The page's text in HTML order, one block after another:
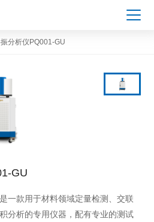
分析仪PQ001-GU
GU
一款用于材料领域定量检测、交联
分析的专用仪器，配有专业的测试